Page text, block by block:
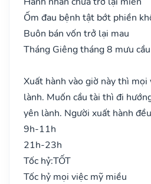
Ốm đau bệnh tật bớt phiền
Buôn bán vốn trở lại mau
Tháng Giêng tháng 8 mưu
Xuất hành vào giờ này thì
lành. Muốn cầu tài thì đi
yên lành. Người xuất hành
9h-11h
21h-23h
Tốc hỷ:TỐT
Tốc hỷ mọi việc mỹ miều